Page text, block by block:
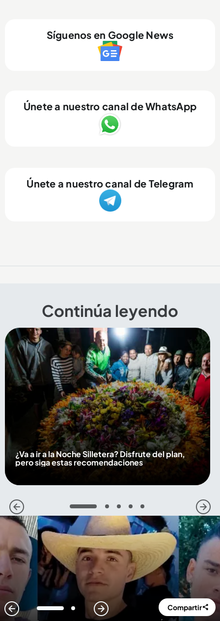
Síguenos en Google News
Únete a nuestro canal de WhatsApp
Únete a nuestro canal de Telegram
Continúa leyendo
¿Va a ir a la Noche Silletera? Disfrute del plan,
pero siga estas recomendaciones
1 2 3 4 5
1 2 Compartir